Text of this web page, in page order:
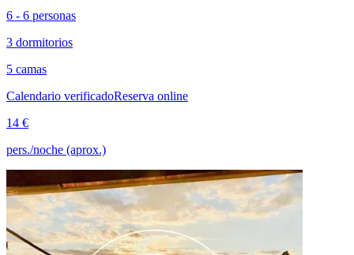
6 - 6 personas
3 dormitorios
5 camas
Calendario verificadoReserva online
14 €
pers./noche (aprox.)